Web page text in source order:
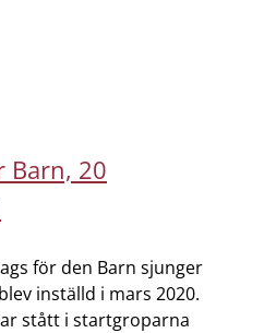
Barn, 20
för den Barn sjunger
inställd i mars 2020.
stått i startgroparna